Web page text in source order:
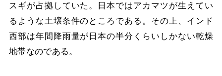
スギが占拠していた。日本ではアカマツが生えてい
るような土壌条件のところである。その上、インド
西部は年間降雨量が日本の半分くらいしかない乾燥
地帯なのである。